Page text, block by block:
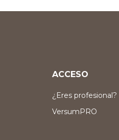
ACCESO
¿Eres profesional?
VersumPRO